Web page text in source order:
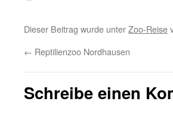
Dieser Beitrag wurde unterZoo-Reise
← Reptilienzoo Nordhausen
Schreibe einen